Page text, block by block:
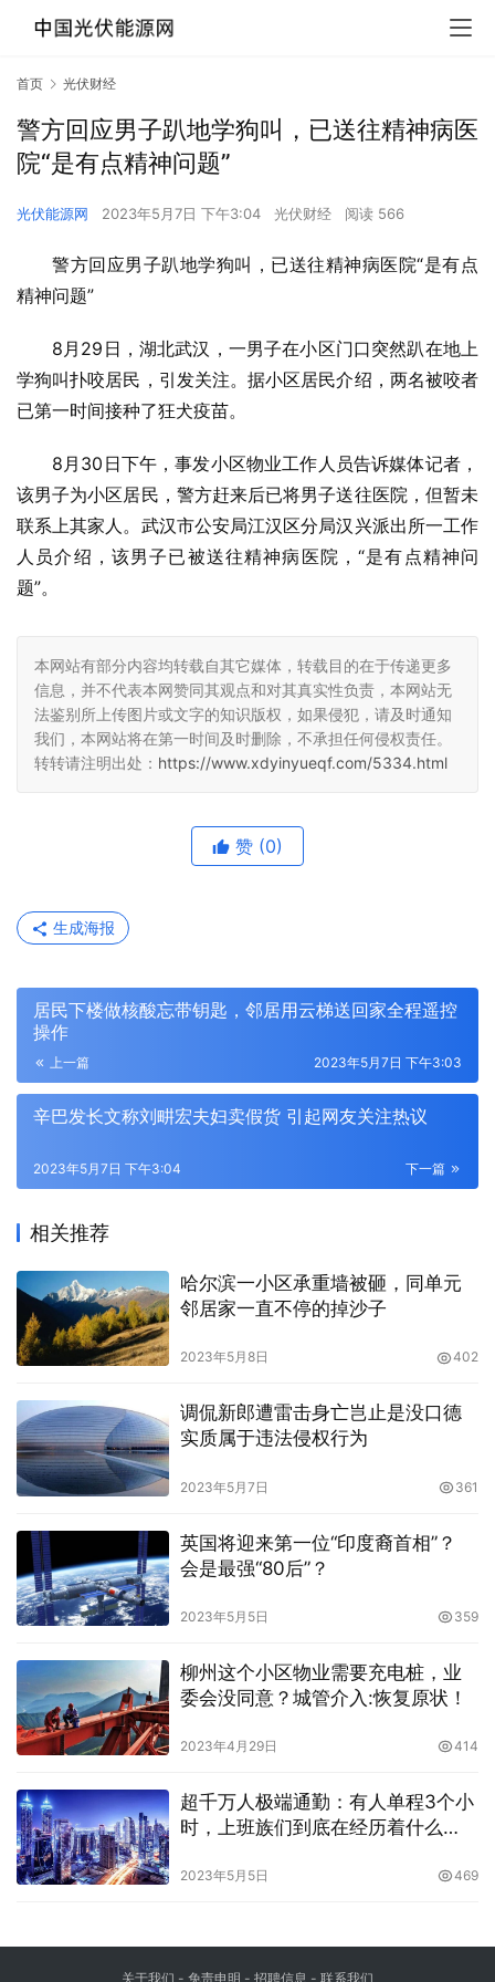
首页 光伏财经
警方回应男子趴地学狗叫，已送往精神病医
院“是有点精神问题”
光伏能源网 2023年5月7日 下午3:04 光伏财经 阅读 566
警方回应男子趴地学狗叫，已送往精神病医院“是有点
精神问题”
8月29日，湖北武汉，一男子在小区门口突然趴在地上
学狗叫扑咬居民，引发关注。据小区居民介绍，两名被咬者
已第一时间接种了狂犬疫苗。
8月30日下午，事发小区物业工作人员告诉媒体记者，
该男子为小区居民，警方赶来后已将男子送往医院，但暂未
联系上其家人。武汉市公安局江汉区分局汉兴派出所一工作
人员介绍，该男子已被送往精神病医院，“是有点精神问
题”。
本网站有部分内容均转载自其它媒体，转载目的在于传递更多
信息，并不代表本网赞同其观点和对其真实性负责，本网站无
法鉴别所上传图片或文字的知识版权，如果侵犯，请及时通知
我们，本网站将在第一时间及时删除，不承担任何侵权责任。
转转请注明出处： https://www.xdyinyueqf.com/5334.html
赞 (0)
生成海报
居民下楼做核酸忘带钥匙，邻居用云梯送回家全程遥控
操作
上一篇 2023年5月7日 下午3:03
辛巴发长文称刘畊宏夫妇卖假货 引起网友关注热议
下一篇
2023年5月7日 下午3:04
相关推荐
哈尔滨一小区承重墙被砸，同单元
邻居家一直不停的掉沙子
2023年5月8日 402
调侃新郎遭雷击身亡岂止是没口德
实质属于违法侵权行为
2023年5月7日 361
英国将迎来第一位“印度裔首相”？
会是最强“80后”？
2023年5月5日 359
柳州这个小区物业需要充电桩，业
委会没同意？城管介入:恢复原状！
2023年4月29日 414
超千万人极端通勤：有人单程3个小
时，上班族们到底在经历着什么
2023年5月5日 469
关于我们 - 免责申明 - 招聘信息 - 联系我们